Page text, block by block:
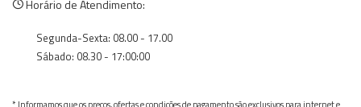
Horário de Atendimento:
Segunda-Sexta: 08.00 - 17.00
Sábado: 08.30 - 17:00:00